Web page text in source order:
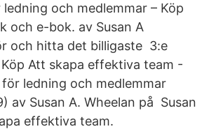
och medlemmar – Köp
och e-bok. av Susan A
och hitta det billigaste 3:e
Köp Att skapa effektiva team -
ledning och medlemmar
av Susan A. Wheelan på Susan
effektiva team.